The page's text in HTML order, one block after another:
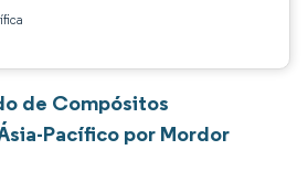
de Compósitos
Pacífico por Mordor